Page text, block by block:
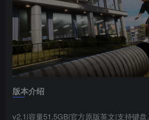
版本介绍
v2.1|容量51.5GB|官方原版英文|支持键